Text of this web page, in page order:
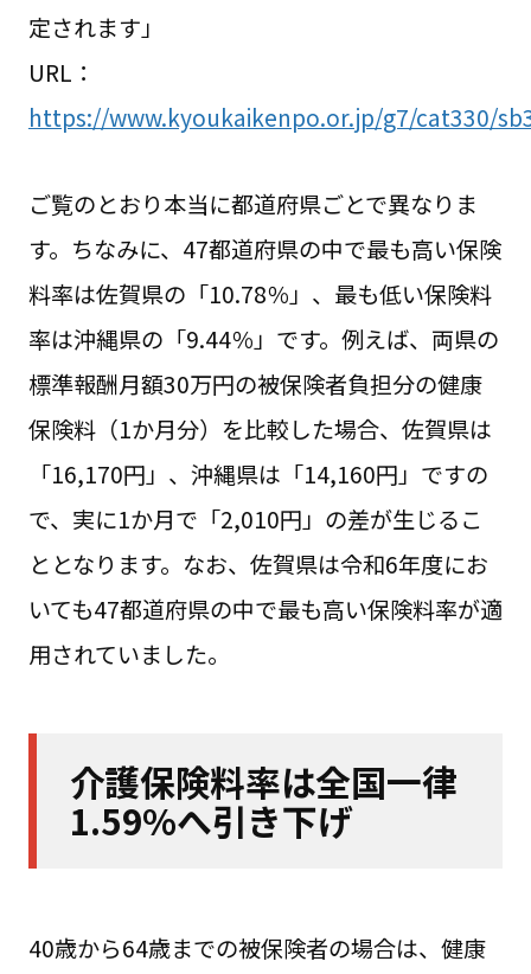
定されます」
URL：
https://www.kyoukaikenpo.or.jp/g7/cat330/
ご覧のとおり本当に都道府県ごとで異なりま
す。ちなみに、47都道府県の中で最も高い保険
料率は佐賀県の「10.78％」、最も低い保険料
率は沖縄県の「9.44％」です。例えば、両県の
標準報酬月額30万円の被保険者負担分の健康
保険料（1か月分）を比較した場合、佐賀県は
「16,170円」、沖縄県は「14,160円」ですの
で、実に1か月で「2,010円」の差が生じるこ
ととなります。なお、佐賀県は令和6年度にお
いても47都道府県の中で最も高い保険料率が適
用されていました。
介護保険料率は全国一律
1.59%へ引き下げ
40歳から64歳までの被保険者の場合は、健康